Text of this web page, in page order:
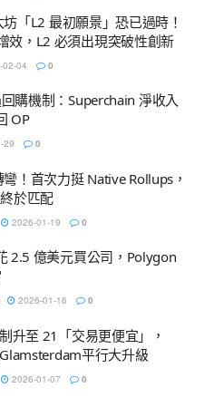
「L2 最初願景」恐已過時！
效，L2 必須出現突破性創新
02-04 0
購機制：Superchain 淨收入
OP
29 0
！首次力挺 Native Rollups，
於匹配
2026-01-19 0
2.5 億美元買公司，Polygon
2026-01-16 0
升至 21「交易更便宜」，
平行大升級
2026-01-07 0